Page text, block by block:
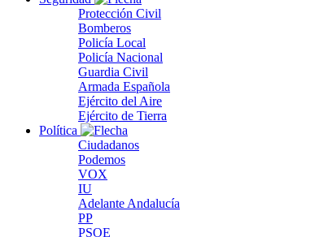
Protección Civil
Bomberos
Policía Local
Policía Nacional
Guardia Civil
Armada Española
Ejército del Aire
Ejército de Tierra
Política
Ciudadanos
Podemos
VOX
IU
Adelante Andalucía
PP
PSOE